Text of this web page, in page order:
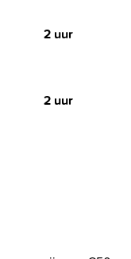
2 uur
2 uur